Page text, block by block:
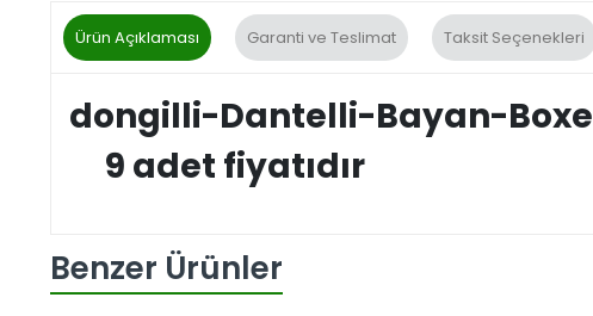
Ürün Açıklaması Garanti ve Teslimat Taksit Seçenekleri
dongilli-Dantelli-Bayan-
9 adet fiyatıdır
Benzer Ürünler